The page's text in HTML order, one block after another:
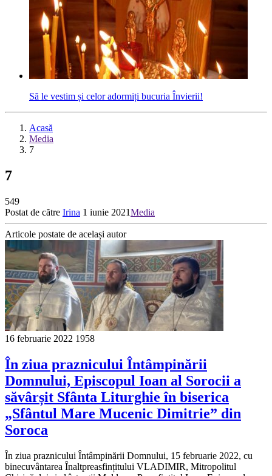
Să le vestim și celor adormiți bucuria Învierii!
Acasă
Media
7
7
549
Postat de către Irina 1 iunie 2021Media
Articole postate de același autor
16 februarie 2022 1958
În ziua praznicului Întâmpinării
Domnului, Episcopul Ioan al Sorocii a
săvârșit Sfânta Liturghie în biserica
„Sfântul Mare Mucenic Dimitrie” din
Soroca
În ziua praznicului Întâmpinării Domnului, 15 februarie 2022, cu
binecuvântarea Înaltpreasfințitului VLADIMIR, Mitropolitul